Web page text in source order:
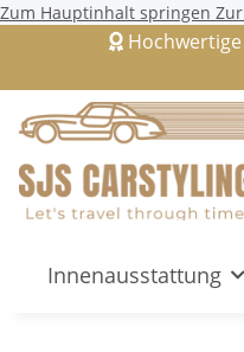
Zum Hauptinhalt springen
Innenausstattung